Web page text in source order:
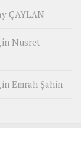
ÇAYLAN
Nusret
Emrah Şahin